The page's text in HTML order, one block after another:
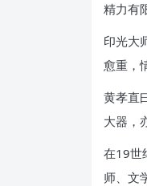
精力有
印光大
愈重，
黄孝直
大器，
在19世
师、文